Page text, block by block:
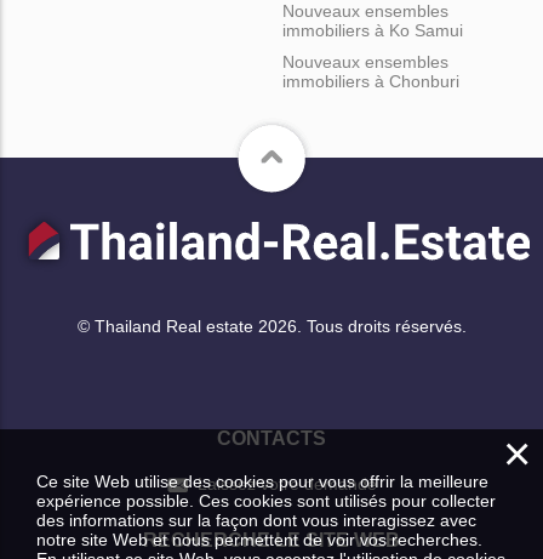
Nouveaux ensembles
immobiliers à Ko Samui
Nouveaux ensembles
immobiliers à Chonburi
© Thailand Real estate 2026. Tous droits réservés.
CONTACTS
Laissez votre demande
RECHERCHE LE SITE WEB
×
Ce site Web utilise des cookies pour vous offrir la meilleure
expérience possible. Ces cookies sont utilisés pour collecter
des informations sur la façon dont vous interagissez avec
notre site Web et nous permettent de voir vos recherches.